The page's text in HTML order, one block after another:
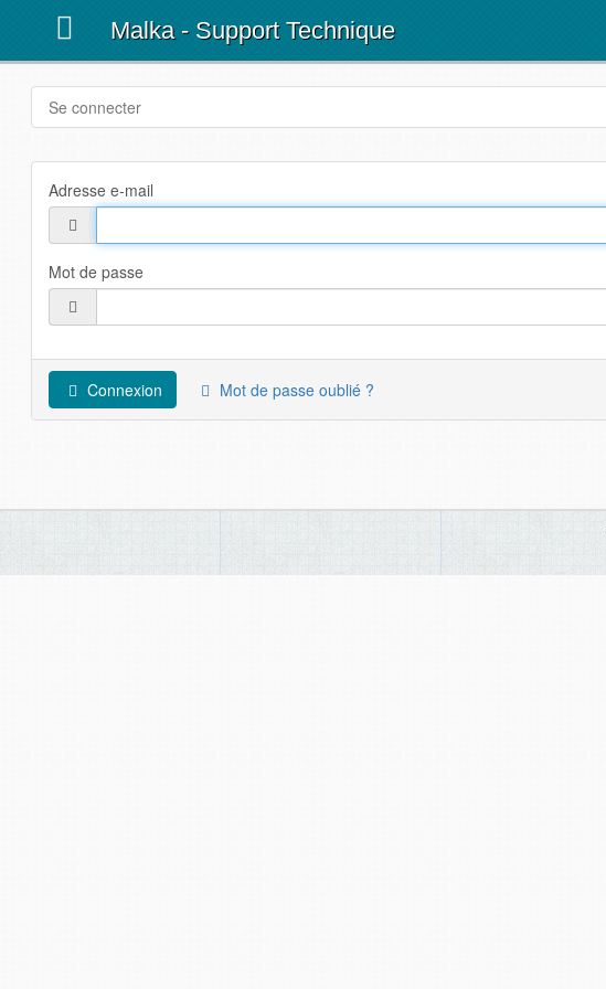
Malka - Support Technique
Se connecter
Adresse e-mail
Mot de passe
Connexion Mot de passe oublié ?